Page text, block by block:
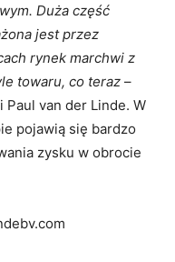
Duża część
jest przez
rynek marchwi z
towaru, co teraz –
van der Linde. W
pojawią się bardzo
zysku w obrocie